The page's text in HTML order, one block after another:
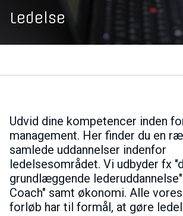
Ledelse
Udvid dine kompetencer inden
management. Her finder du en
samlede uddannelser indenfor
ledelsesområdet. Vi udbyder fx
grundlæggende
Coach" samt økonomi. Alle
forløb har til formål, at gøre